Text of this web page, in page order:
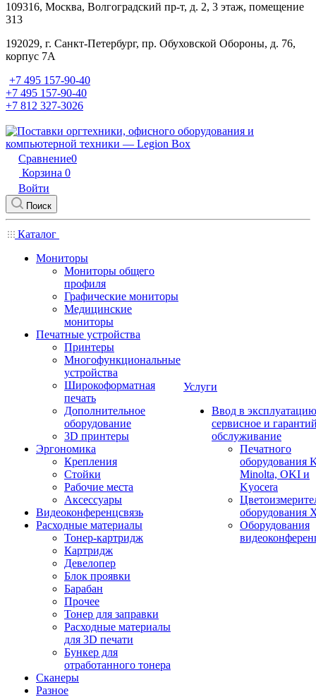
109316, Москва, Волгоградский пр-т, д. 2, 3 этаж, помещение
313
192029, г. Санкт-Петербург, пр. Обуховской Обороны, д. 76,
корпус 7А
+7 495 157-90-40
+7 495 157-90-40
+7 812 327-3026
Сравнение0
Корзина 0
Войти
Поиск
Каталог
Мониторы
Мониторы общего
профиля
Графические мониторы
Медицинские
мониторы
Печатные устройства
Принтеры
Многофункциональные
устройства
Широкоформатная
печать
Дополнительное
оборудование
3D принтеры
Эргономика
Крепления
Стойки
Рабочие места
Аксессуары
Видеоконференцсвязь
Расходные материалы
Тонер-картридж
Картридж
Девелопер
Блок проявки
Барабан
Прочее
Тонер для заправки
Расходные материалы
для 3D печати
Бункер для
отработанного тонера
Сканеры
Разное
Услуги
Ввод в
сервисное и
обслуживание
Печатного
оборудования
Minolta, OKI и
Kyocera
оборудования
Оборудования